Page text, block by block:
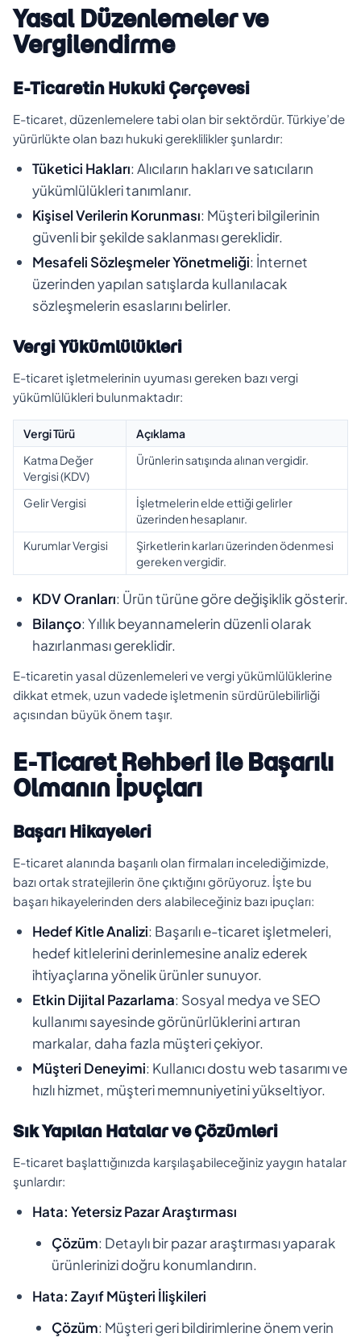
Yasal Düzenlemeler ve
Vergilendirme
E-Ticaretin Hukuki Çerçevesi
E-ticaret, düzenlemelere tabi olan bir sektördür. Türkiye’de
yürürlükte olan bazı hukuki gereklilikler şunlardır:
Tüketici Hakları: Alıcıların hakları ve satıcıların
yükümlülükleri tanımlanır.
Kişisel Verilerin Korunması: Müşteri bilgilerinin
güvenli bir şekilde saklanması gereklidir.
Mesafeli Sözleşmeler Yönetmeliği: İnternet
üzerinden yapılan satışlarda kullanılacak
sözleşmelerin esaslarını belirler.
Vergi Yükümlülükleri
E-ticaret işletmelerinin uyuması gereken bazı vergi
yükümlülükleri bulunmaktadır:
Vergi Türü
Açıklama
Katma Değer
Vergisi (KDV)
Ürünlerin satışında alınan vergidir.
Gelir Vergisi
İşletmelerin elde ettiği gelirler
üzerinden hesaplanır.
Kurumlar Vergisi
Şirketlerin karları üzerinden ödenmesi
gereken vergidir.
KDV Oranları: Ürün türüne göre değişiklik gösterir.
Bilanço: Yıllık beyannamelerin düzenli olarak
hazırlanması gereklidir.
E-ticaretin yasal düzenlemeleri ve vergi yükümlülüklerine
dikkat etmek, uzun vadede işletmenin sürdürülebilirliği
açısından büyük önem taşır.
E-Ticaret Rehberi ile Başarılı
Olmanın İpuçları
Başarı Hikayeleri
E-ticaret alanında başarılı olan firmaları incelediğimizde,
bazı ortak stratejilerin öne çıktığını görüyoruz. İşte bu
başarı hikayelerinden ders alabileceğiniz bazı ipuçları:
Hedef Kitle Analizi: Başarılı e-ticaret işletmeleri,
hedef kitlelerini derinlemesine analiz ederek
ihtiyaçlarına yönelik ürünler sunuyor.
Etkin Dijital Pazarlama: Sosyal medya ve SEO
kullanımı sayesinde görünürlüklerini artıran
markalar, daha fazla müşteri çekiyor.
Müşteri Deneyimi: Kullanıcı dostu web tasarımı ve
hızlı hizmet, müşteri memnuniyetini yükseltiyor.
Sık Yapılan Hatalar ve Çözümleri
E-ticaret başlattığınızda karşılaşabileceğiniz yaygın hatalar
şunlardır:
Hata: Yetersiz Pazar Araştırması
Çözüm: Detaylı bir pazar araştırması yaparak
ürünlerinizi doğru konumlandırın.
Hata: Zayıf Müşteri İlişkileri
Çözüm: Müşteri geri bildirimlerine önem verin